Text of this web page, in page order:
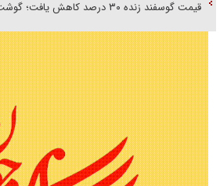
قیمت گوسفند زنده ۳۰ درصد کاهش یافت؛ گوشت ارزان نشد